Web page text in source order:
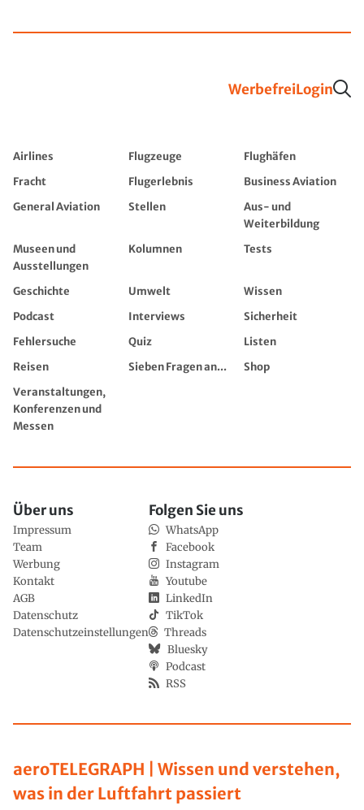
WerbefreiLogin
Airlines Flugzeuge
Flughäfen
Fracht
Flugerlebnis
Business Aviation
General Aviation
Stellen
Aus- und
Weiterbildung
Museen und
Ausstellungen
Kolumnen Tests
Geschichte Umwelt
Wissen
Podcast
Interviews
Sicherheit
Fehlersuche
Quiz
Listen
Reisen
Sieben Fragen an...
Shop
Veranstaltungen,
Konferenzen und
Messen
aeroTELEGRAPH | Wissen und verstehen,
was in der Luftfahrt passiert
Über uns
Impressum
Team
Werbung
Kontakt
AGB
Datenschutz
Datenschutzeinstellungen
Folgen Sie uns
WhatsApp
Facebook
Instagram
Youtube
LinkedIn
TikTok
Threads
Bluesky
Podcast
RSS